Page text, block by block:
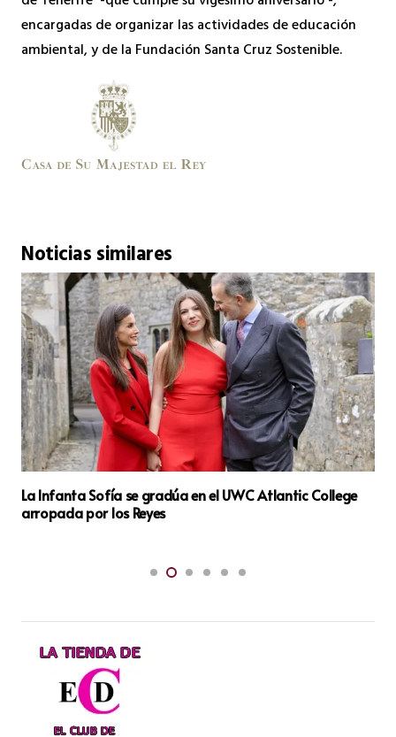
encargadas de organizar las actividades de educación
ambiental, y de la Fundación Santa Cruz Sostenible.
Noticias similares
Acto “50 años después: la Corona en el tránsito a la
democracia”